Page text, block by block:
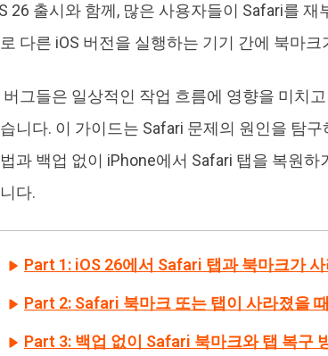
26 출시와 함께, 많은 사용자들이 Safari를
다른 iOS 버전을 실행하는 기기 간에 북마
버그들은 일상적인 작업 흐름에 영향을 미치
니다. 이 가이드는 Safari 문제의 원인을 탐
과 백업 없이 iPhone에서 Safari 탭을 복원
다.
Part 1: iOS 26에서 Safari 탭과 북마크가
Part 2: Safari 북마크 또는 탭이 사라졌을
Part 3: 백업 없이 Safari 북마크와 탭 복구